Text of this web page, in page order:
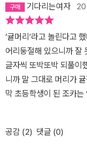
별과 질책에 굴하지 않고
의 희생과 헌신이, 그리
지 않는 목소리들이 세상
않는다. 딸아이는 고양
을 보내고 있다. 거실 곳
의 스티커를 보면서 아이
행복을 느꼈다. 하지만
후 다시 한번 <고양이
보다 진보한 세상에서 지
낮은 고양이에게 주로 해
는 일도 드물지 않다. 나
고양이에게 그루밍당해
에게 “엄마! 회사 갔다
그러니 종을 뛰어넘어서
고양이 또한 그런 관계
>는 이렇게 남들이 보
이와 쥐의 우정과 사랑
가 아닌, 작은 쥐들이 덩
이는 한집에서 함께 아
같은 자리에서 깨어나서
는 꼭 먹이사슬이라는 얼
은 목숨이나 이웃 숨결이
대체가, 밖에 애들이랑
“낸시요.” “낸시.” “낸시
딸?” “우리 아들 친구?”
요.” “헥터, 괜찮을 거다
에서 고양이는 위험하다
기다리는여자
‘귤머리’라고 놀린다고
어리둥절해 있으니까 잘
글자씩 또박또박 되풀이
니까 말 그대로 머리가
막 초등학생이 된 조카는
리카락 색깔이 옅다. 어
을 받으면 빛바랜 갈색이
공감 (2) 댓글 (0)